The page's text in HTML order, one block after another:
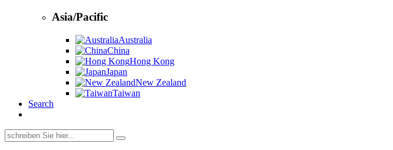
Asia/Pacific
Australia
China
Hong Kong
Japan
New Zealand
Taiwan
Search
Search
for: